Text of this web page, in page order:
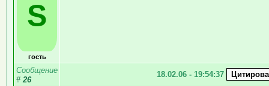
S
гость
Сообщение
# 26
18.02.06 - 19:54:37